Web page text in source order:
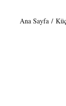
Ana Sayfa/